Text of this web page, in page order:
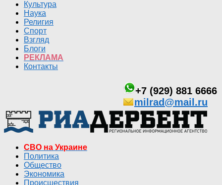
Культура
Наука
Религия
Спорт
Взгляд
Блоги
РЕКЛАМА
Контакты
+7 (929) 881 6666
milrad@mail.ru
СВО на Украине
Политика
Общество
Экономика
Происшествия